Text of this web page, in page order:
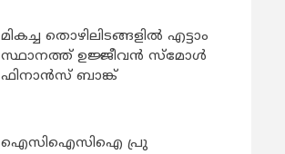
മികച്ച തൊഴിലിടങ്ങളിൽ എട്ടാം
സ്ഥാനത്ത് ഉജ്ജീവൻ സ്മോൾ
ഫിനാൻസ് ബാങ്ക്
ഐസിഐസിഐ പ്രു